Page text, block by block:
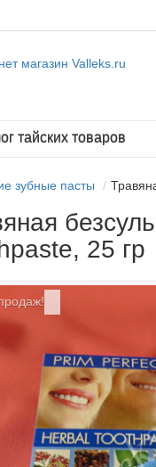
тайских товаров
зубные пасты
25 гр